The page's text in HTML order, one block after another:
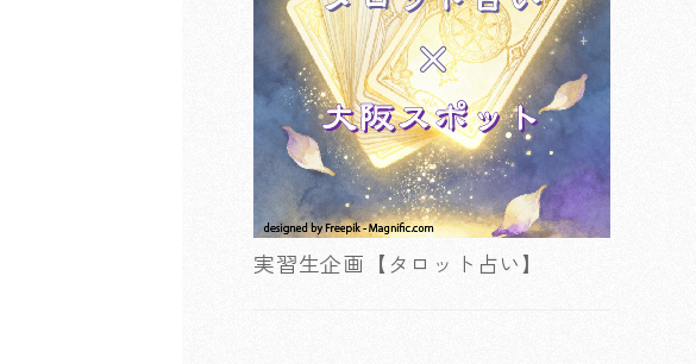
実習生企画【タロット占い】